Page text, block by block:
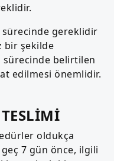
sürecinde gereklidir
bir şekilde
sürecinde belirtilen
edilmesi önemlidir.
oldukça
7 gün önce, ilgili